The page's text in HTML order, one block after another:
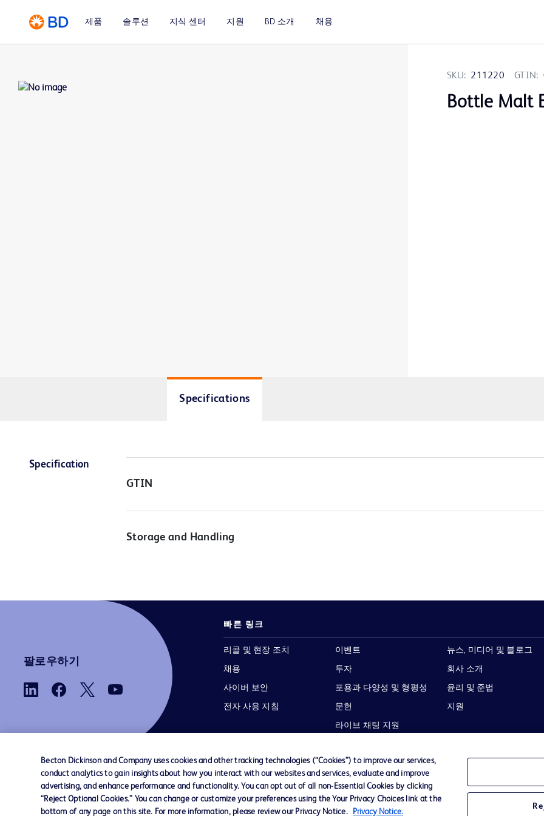
제품 솔루션 지식 센터 지원 BD 소개 채용
SKU: 211220 GTIN:
Bottle Malt
Specifications
Specification
GTIN
Storage and Handling
팔로우하기
빠른 링크
리콜 및 현장 조치
채용
사이버 보안
전자 사용 지침
이벤트
투자
포용과 다양성 및 형평성
문헌
라이브 채팅 지원
뉴스, 미디어 및 블로그
회사 소개
윤리 및 준법
지원
당사로 문의하기 쿠키 기본 설정 개인정보 이용 약관 개인정보처리방침 웹사이트 접근성
Becton Dickinson and Company uses cookies and other tracking technologies (“Cookies”) to improve our services,
conduct analytics to gain insights about how you interact with our websites and services, evaluate and improve
advertising, and enhance performance and functionality. You can opt out of all non-Essential Cookies by clicking
“Reject Optional Cookies.” You can change or customize your preferences using the Your Privacy Choices link at the
bottom of any page on this site. For more information, please review our Privacy Notice.
Privacy Notice.